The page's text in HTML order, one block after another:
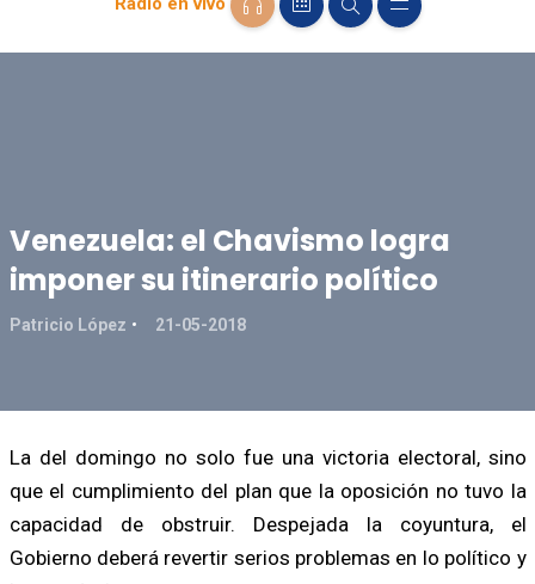
Venezuela: el Chavismo logra
imponer su itinerario político
Patricio López 21-05-2018
La del domingo no solo fue una victoria electoral, sino
que el cumplimiento del plan que la oposición no tuvo la
capacidad de obstruir. Despejada la coyuntura, el
Gobierno deberá revertir serios problemas en lo político y